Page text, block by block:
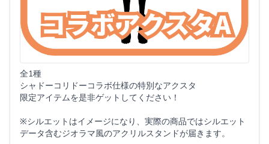
全1種
シャドーコリドーコラボ仕様の特別なアクスタ
限定アイテムを是非ゲットしてください！
※シルエットはイメージになり、実際の商品ではシルエット
データ含むジオラマ風のアクリルスタンドが届きます。